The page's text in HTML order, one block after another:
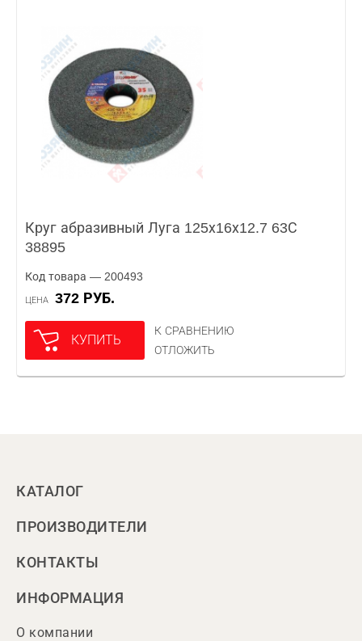
Круг абразивный Луга 125х16х12.7 63С
38895
Код товара — 200493
ЦЕНА 372 РУБ.
КУПИТЬ
К СРАВНЕНИЮ
ОТЛОЖИТЬ
КАТАЛОГ
ПРОИЗВОДИТЕЛИ
КОНТАКТЫ
ИНФОРМАЦИЯ
О компании